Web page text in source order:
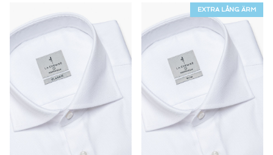
EXTRA LÅNG ÄRM